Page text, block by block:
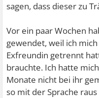
sagen, dass dieser zu
Vor ein paar Wochen
gewendet, weil ich
Exfreundin getrennt
brauchte. Ich hatte
Monate nicht bei ihr
so mit der Sprache